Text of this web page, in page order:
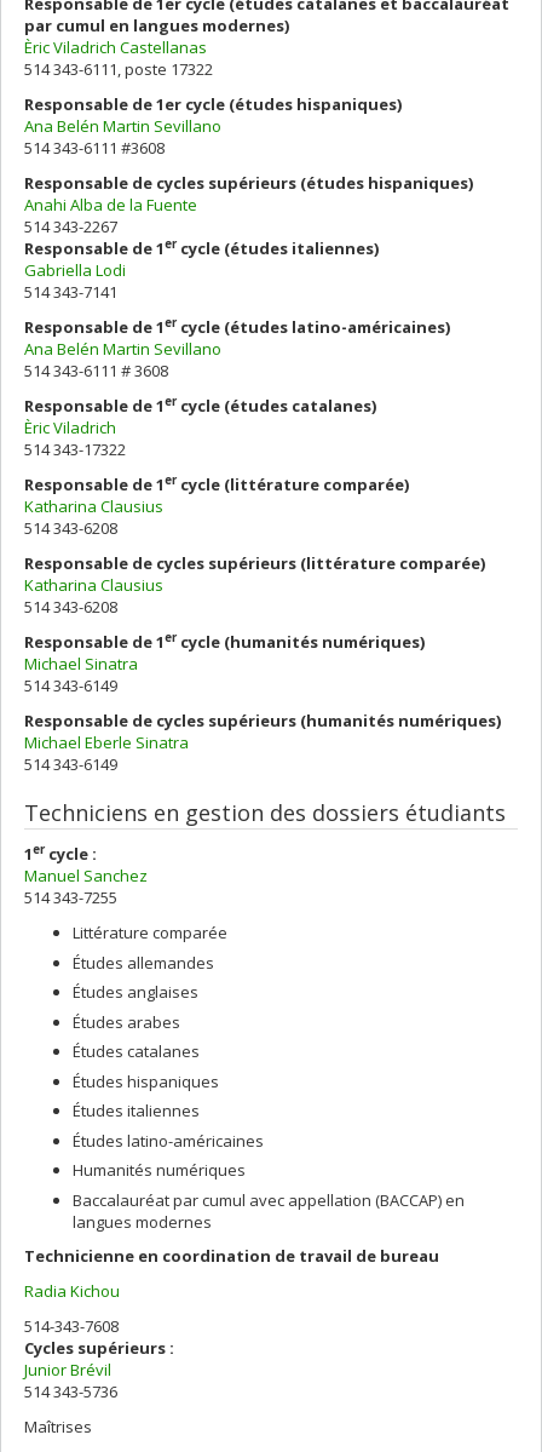
par cumul en langues modernes)
Èric Viladrich Castellanas
514 343-6111, poste 17322
Responsable de 1er cycle (études hispaniques)
Ana Belén Martin Sevillano
514 343-6111 #3608
Responsable de cycles supérieurs (études hispaniques)
Anahi Alba de la Fuente
514 343-2267
Responsable de 1er cycle (études italiennes)
Gabriella Lodi
514 343-7141
Responsable de 1er cycle (études latino-américaines)
Ana Belén Martin Sevillano
514 343-6111 # 3608
Responsable de 1er cycle (études catalanes)
Èric Viladrich
514 343-17322
Responsable de 1er cycle (littérature comparée)
Katharina Clausius
514 343-6208
Responsable de cycles supérieurs (littérature comparée)
Katharina Clausius
514 343-6208
Responsable de 1er cycle (humanités numériques)
Michael Sinatra
514 343-6149
Responsable de cycles supérieurs (humanités numériques)
Michael Eberle Sinatra
514 343-6149
Techniciens en gestion des dossiers étudiants
1er cycle :
Manuel Sanchez
514 343-7255
Littérature comparée
Études allemandes
Études anglaises
Études arabes
Études catalanes
Études hispaniques
Études italiennes
Études latino-américaines
Humanités numériques
Baccalauréat par cumul avec appellation (BACCAP) en
langues modernes
Technicienne en coordination de travail de bureau
Radia Kichou
514-343-7608
Cycles supérieurs :
Junior Brévil
514 343-5736
Maîtrises